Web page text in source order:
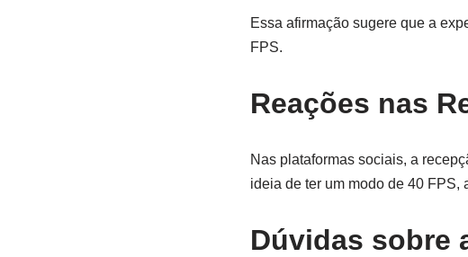
Essa afirmação sugere que a
FPS.
Reações nas
Nas plataformas sociais, a
ideia de ter um modo de 40
Dúvidas sobre